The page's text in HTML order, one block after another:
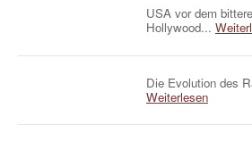
USA vor dem
Hollywood...
Die Evolution des
Weiterlesen